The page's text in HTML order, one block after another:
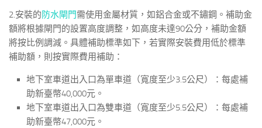
2.安裝的防水閘門需使用金屬材質，如鋁合金或不鏽鋼。補助金
額將根據閘門的設置高度調整，如高度未達90公分，補助金額
將按比例調減。具體補助標準如下，若實際安裝費用低於標準
補助額，則按實際費用補助：
地下室車道出入口為單車道（寬度至少3.5公尺）：每處補
助新臺幣40,000元。
地下室車道出入口為雙車道（寬度至少5.5公尺）：每處補
助新臺幣47,000元。